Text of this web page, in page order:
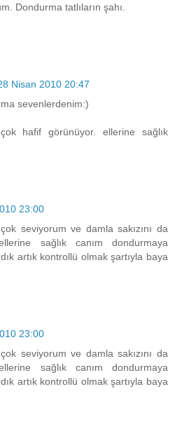
Dondurma tatlıların şahı.
Nisan 2010 20:47
sevenlerdenim:)
hafif görünüyor. ellerine sağlık
23:00
seviyorum ve damla sakızını da
sağlık canım dondurmaya
artık kontrollü olmak şartıyla baya
23:00
seviyorum ve damla sakızını da
sağlık canım dondurmaya
artık kontrollü olmak şartıyla baya